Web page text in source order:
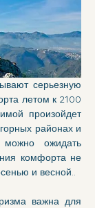
серьезную
летом к 2100
произойдет
районах и
ожидать
комфорта не
и весной..
важна для